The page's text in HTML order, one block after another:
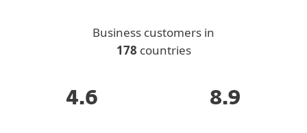
Business customers in
178 countries
4.6 8.9